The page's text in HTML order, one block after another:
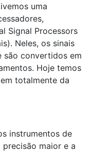
uma
Signal Processors
Neles, os sinais
são convertidos em
Hoje temos
totalmente da
instrumentos de
maior e a